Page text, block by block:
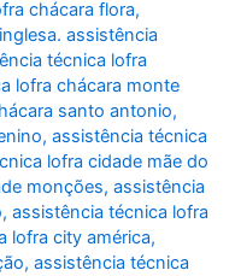
chácara flora,
assistência
técnica lofra
lofra chácara monte
santo antonio,
,assistência técnica
lofra cidade mãe do
monções,assistência
,assistência técnica lofra
lofra city américa,
,assistência técnica